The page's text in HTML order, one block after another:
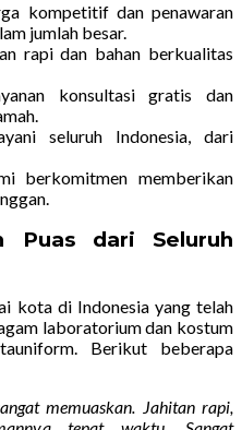
kompetitif dan penawaran
jumlah besar.
rapi dan bahan berkualitas
konsultasi gratis dan
seluruh Indonesia, dari
berkomitmen memberikan
Puas dari Seluruh
kota di Indonesia yang telah
laboratorium dan kostum
Berikut beberapa
memuaskan. Jahitan rapi,